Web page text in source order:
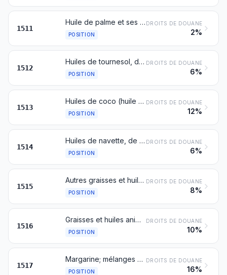
1511
Huile de palme et ses fractions, même raffinées, mais non chimiquement modifiées
POSITION
DROITS DE DOUANE
2%
1512
Huiles de tournesol, de carthame ou de coton et leurs fractions, même raffinées, mais non chimiquement modifiées
POSITION
DROITS DE DOUANE
6%
1513
Huiles de coco (huile de coprah), de palmiste ou de babassu et leurs fractions, même raffinées, mais non chimiquement modifiées
POSITION
DROITS DE DOUANE
12%
1514
Huiles de navette, de colza ou de moutarde et leurs fractions, même raffinées, mais non chimiquement modifiées
POSITION
DROITS DE DOUANE
6%
1515
Autres graisses et huiles végétales ou d’origine microbienne (y compris l'huile de jojoba) et leurs fractions, fixes, même raffinées, mais non chimiquement modifié
POSITION
DROITS DE DOUANE
8%
1516
Graisses et huiles animales, végétales ou d’origine microbienne et leurs fractions, partiellement ou totalement hydrogénées, interestérifiées, réestérifiées ou élaïdinisées, même raffinées, mais non autrement préparées
POSITION
DROITS DE DOUANE
10%
1517
Margarine; mélanges ou préparations alimentaires de graisses ou d'huiles animales, végétales ou d’origine microbienne ou de fractions de différentes graisses ou huiles du présent chapitre, autres que les graisses et huiles alimentaires et leurs fractions du no 1516
POSITION
DROITS DE DOUANE
16%